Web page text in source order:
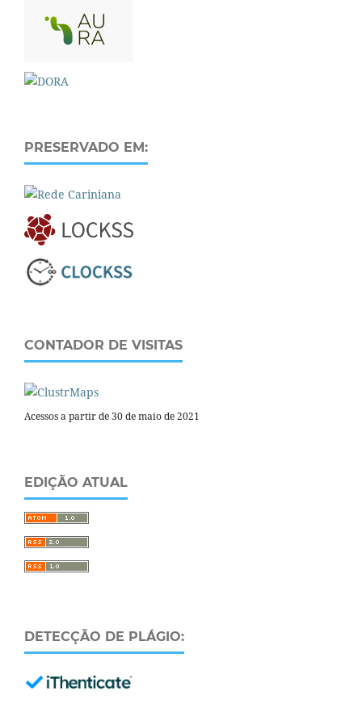
PRESERVADO EM:
CONTADOR DE VISITAS
Acessos a partir de 30 de maio de 2021
EDIÇÃO ATUAL
DETECÇÃO DE PLÁGIO: